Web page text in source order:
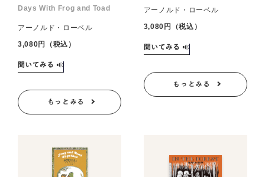
Days With Frog and Toad
アーノルド・ローベル
3,080円（税込）
もっとみる
アーノルド・ローベル
3,080円（税込）
もっとみる